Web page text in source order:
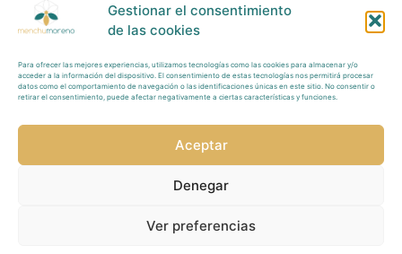
Gestionar el consentimiento
de las cookies
Para ofrecer las mejores experiencias, utilizamos tecnologías como las cookies para almacenar y/o
acceder a la información del dispositivo. El consentimiento de estas tecnologías nos permitirá procesar
datos como el comportamiento de navegación o las identificaciones únicas en este sitio. No consentir o
retirar el consentimiento, puede afectar negativamente a ciertas características y funciones.
Aceptar
Denegar
Ver preferencias
Política Privacidad
AvisoLegal
Redes Sociales
Política de Cookies